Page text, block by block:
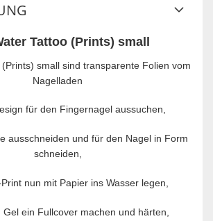
Tattoo (Prints) small
(Prints) small sind transparente Folien vom
Nagelladen
für den Fingernagel aussuchen,
ausschneiden und für den Nagel in Form
schneiden,
nun mit Papier ins Wasser legen,
ein Fullcover machen und härten,